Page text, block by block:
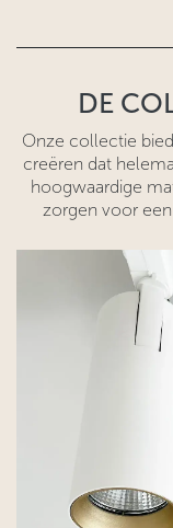
DE
Onze collectie
creëren dat
hoogwaardige
zorgen voor